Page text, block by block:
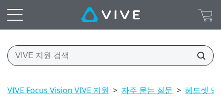
VIVE Focus Vision VIVE 지원 > 자주 묻는 질문 > 헤드셋